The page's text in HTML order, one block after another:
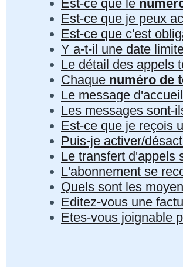
Est-ce que le
Est-ce que je peux
Est-ce que c'est
Y a-t-il une date
Le détail des appels
Chaque numéro de
Le message
Les messages sont-
Est-ce que je reçois
Puis-je activer/
Le transfert d'appels
L'abonnement se
Quels sont les
Editez-vous une
Etes-vous joignable